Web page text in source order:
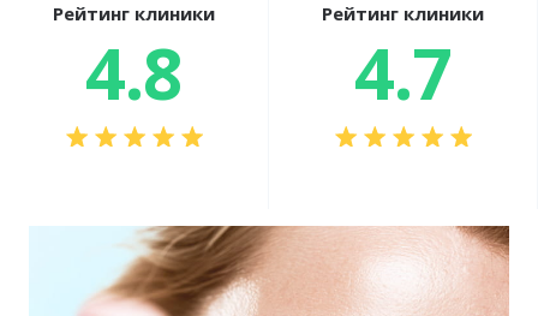
Рейтинг клиники
4.8
Рейтинг клиники
4.7